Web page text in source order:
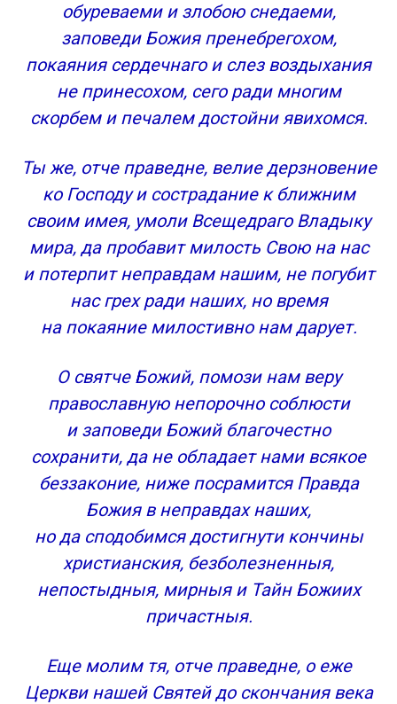
обуреваеми и злобою снедаеми,
заповеди Божия пренебрегохом,
покаяния сердечнаго и слез воздыхания
не принесохом, сего ради многим
скорбем и печалем достойни явихомся.
Ты же, отче праведне, велие дерзновение
ко Господу и сострадание к ближним
своим имея, умоли Всещедраго Владыку
мира, да пробавит милость Свою на нас
и потерпит неправдам нашим, не погубит
нас грех ради наших, но время
на покаяние милостивно нам дарует.
О святче Божий, помози нам веру
православную непорочно соблюсти
и заповеди Божий благочестно
сохранити, да не обладает нами всякое
беззаконие, ниже посрамится Правда
Божия в неправдах наших,
но да сподобимся достигнути кончины
христианския, безболезненныя,
непостыдныя, мирныя и Тайн Божиих
причастныя.
Еще молим тя, отче праведне, о еже
Церкви нашей Святей до скончания века